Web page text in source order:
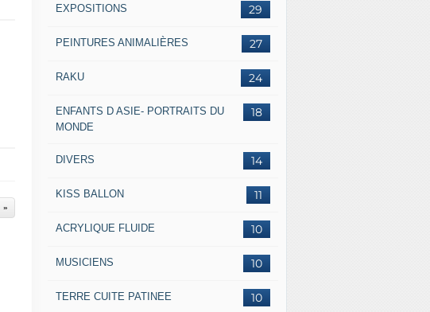
29
EXPOSITIONS
27
PEINTURES ANIMALIÈRES
24
RAKU
18
ENFANTS D ASIE- PORTRAITS DU
MONDE
14
DIVERS
11
KISS BALLON
10
ACRYLIQUE FLUIDE
10
MUSICIENS
10
TERRE CUITE PATINEE